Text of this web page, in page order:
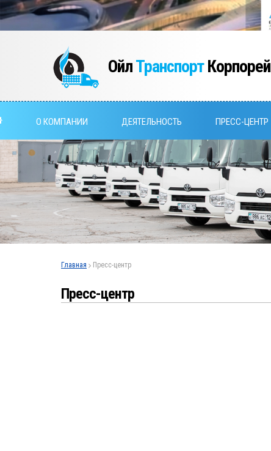
ОйлТранспорт
О КОМПАНИИ ДЕЯТЕЛЬНОСТЬ ПРЕСС-ЦЕНТР
Главная Пресс-центр
Пресс-центр